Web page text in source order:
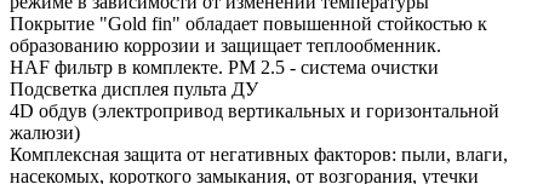
Покрытие "Gold fin" обладает повышенной стойкостью к
образованию коррозии и защищает теплообменник.
HAF фильтр в комплекте. PM 2.5 - система очистки
Подсветка дисплея пульта ДУ
4D обдув (электропривод вертикальных и горизонтальной
жалюзи)
Комплексная защита от негативных факторов: пыли, влаги,
насекомых, короткого замыкания, от возгорания, утечки